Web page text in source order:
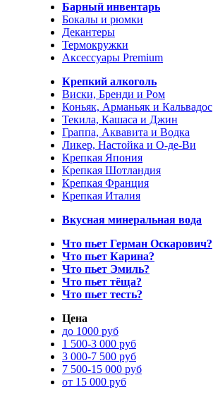
Барный инвентарь
Бокалы и рюмки
Декантеры
Термокружки
Аксессуары Premium
Крепкий алкоголь
Виски, Бренди и Ром
Коньяк, Арманьяк и Кальвадос
Текила, Кашаса и Джин
Граппа, Аквавита и Водка
Ликер, Настойка и О-де-Ви
Крепкая Япония
Крепкая Шотландия
Крепкая Франция
Крепкая Италия
Вкусная минеральная вода
Что пьет Герман Оскарович?
Что пьет Карина?
Что пьет Эмиль?
Что пьет тёща?
Что пьет тесть?
Цена
до 1000 руб
1 500-3 000 руб
3 000-7 500 руб
7 500-15 000 руб
от 15 000 руб